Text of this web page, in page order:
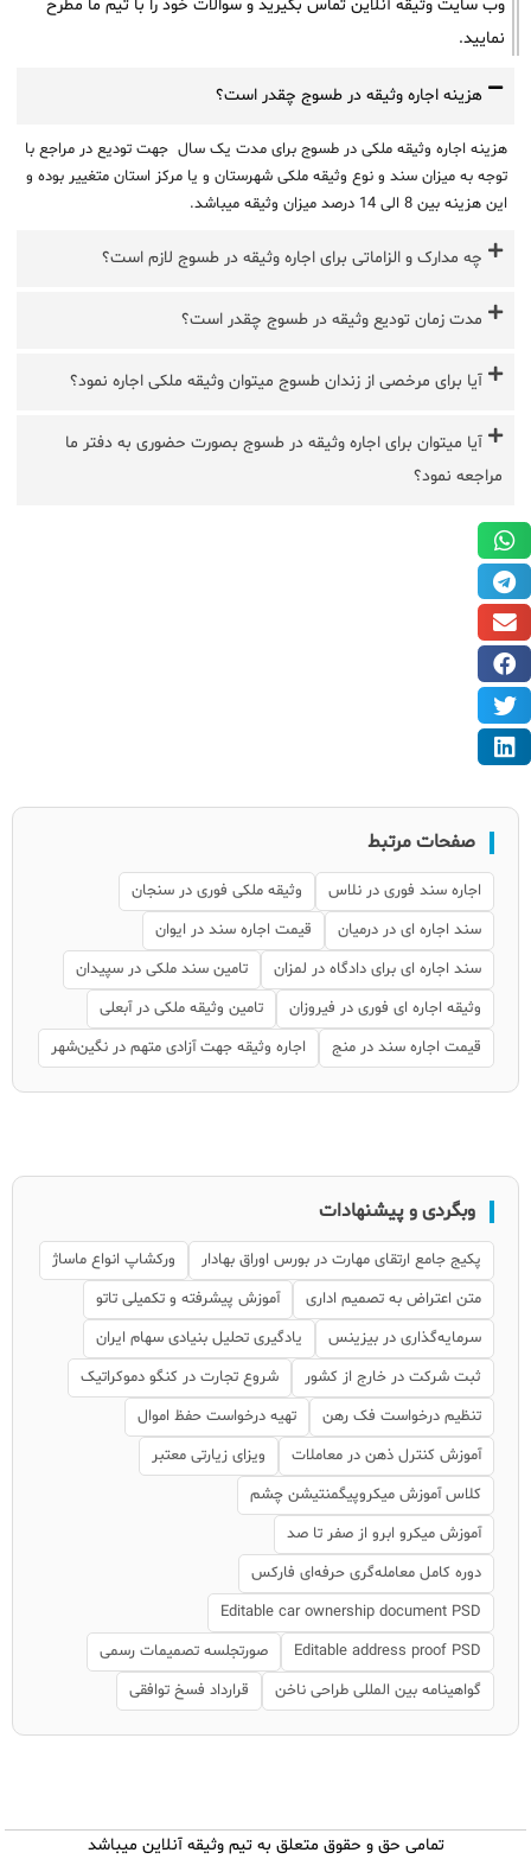
وب سایت وثیقه آنلاین تماس بگیرید و سوالات خود را با تیم ما مطرح
نمایید.
هزینه اجاره وثیقه در طسوج چقدر است؟
هزینه اجاره وثیقه ملکی در طسوج برای مدت یک سال جهت تودیع در مراجع با
توجه به میزان سند و نوع وثیقه ملکی شهرستان و یا مرکز استان متغییر بوده و
این هزینه بین 8 الی 14 درصد میزان وثیقه میباشد.
چه مدارک و الزاماتی برای اجاره وثیقه در طسوج لازم است؟
مدت زمان تودیع وثیقه در طسوج چقدر است؟
آیا برای مرخصی از زندان طسوج میتوان وثیقه ملکی اجاره نمود؟
آیا میتوان برای اجاره وثیقه در طسوج بصورت حضوری به دفتر ما
مراجعه نمود؟
صفحات مرتبط
اجاره سند فوری در نلاس
وثیقه ملکی فوری در سنجان
سند اجاره ای در درمیان
قیمت اجاره سند در ایوان
سند اجاره ای برای دادگاه در لمزان
تامین سند ملکی در سپیدان
وثیقه اجاره ای فوری در فیروزان
تامین وثیقه ملکی در آبعلی
قیمت اجاره سند در منج
اجاره وثیقه جهت آزادی متهم در نگین‌شهر
وبگردی و پیشنهادات
پکیج جامع ارتقای مهارت در بورس اوراق بهادار
ورکشاپ انواع ماساژ
متن اعتراض به تصمیم اداری
آموزش پیشرفته و تکمیلی تاتو
سرمایه‌گذاری در بیزینس
یادگیری تحلیل بنیادی سهام ایران
ثبت شرکت در خارج از کشور
شروع تجارت در کنگو دموکراتیک
تنظیم درخواست فک رهن
تهیه درخواست حفظ اموال
آموزش کنترل ذهن در معاملات
ویزای زیارتی معتبر
کلاس آموزش میکروپیگمنتیشن چشم
آموزش میکرو ابرو از صفر تا صد
دوره کامل معامله‌گری حرفه‌ای فارکس
Editable car ownership document PSD
Editable address proof PSD
صورتجلسه تصمیمات رسمی
گواهینامه بین المللی طراحی ناخن
قرارداد فسخ توافقی
تمامی حق و حقوق متعلق به تیم وثیقه آنلاین میباشد